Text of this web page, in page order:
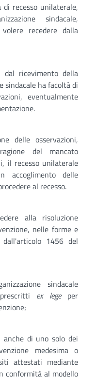
recesso unilaterale,
sindacale,
recedere dalla
ricevimento della
sindacale ha facoltà di
eventualmente
delle osservazioni,
del mancato
il recesso unilaterale
accoglimento delle
al recesso.
alla risoluzione
nelle forme e
1456 del
sindacale
ex legeper
anche di uno solo dei
medesima o
attestati mediante
conformità al modello